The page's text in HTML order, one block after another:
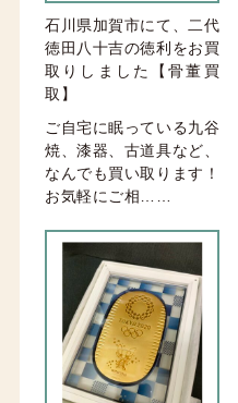
石川県加賀市にて、二代
徳田八十吉の徳利をお買
取りしました【骨董買
取】
ご自宅に眠っている九谷
焼、漆器、古道具など、
なんでも買い取ります！
お気軽にご相……